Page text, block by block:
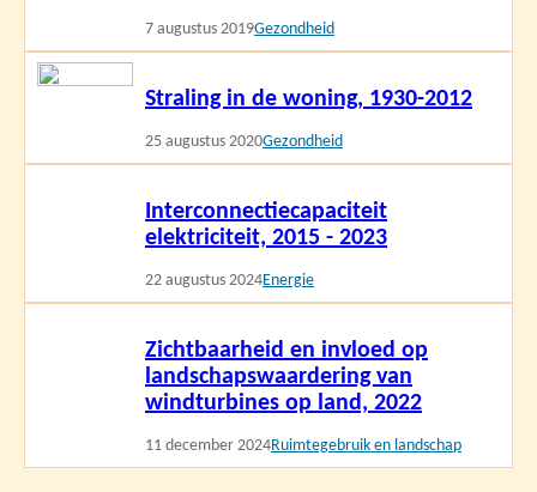
7 augustus 2019Gezondheid
Straling in de woning, 1930-2012
25 augustus 2020Gezondheid
Lees
Interconnectiecapaciteit
elektriciteit, 2015 - 2023
22 augustus 2024Energie
Zichtbaarheid en invloed op
landschapswaardering van
windturbines op land, 2022
11 december 2024Ruimtegebruik en landschap